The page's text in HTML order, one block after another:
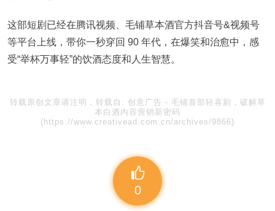
这部短剧已经在腾讯视频、毛铺草本酒官方抖音号&视频号
等平台上线，带你一秒穿回 90 年代，在爆笑和治愈中，感
受“举杯万事轻”的饮酒态度和人生智慧。
转载原创文章请注明，转载自: 创意广告 - 毛铺首部轻喜剧，破解草
本白酒内容营销新密码
(https://www.creativead.com.cn/archives/9866)
0